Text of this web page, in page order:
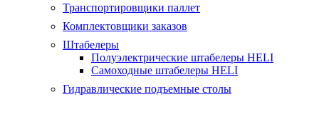
Транспортировщики паллет
Комплектовщики заказов
Штабелеры
Полуэлектрические штабелеры HELI
Самоходные штабелеры HELI
Гидравлические подъемные столы